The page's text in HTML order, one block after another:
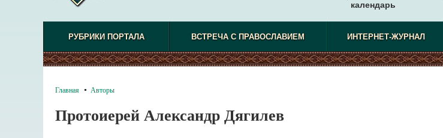
календарь
РУБРИКИ ПОРТАЛА ВСТРЕЧА С ПРАВОСЛАВИЕМ ИНТЕРНЕТ-ЖУРНАЛ
Главная Авторы
Протоиерей Александр Дягилев